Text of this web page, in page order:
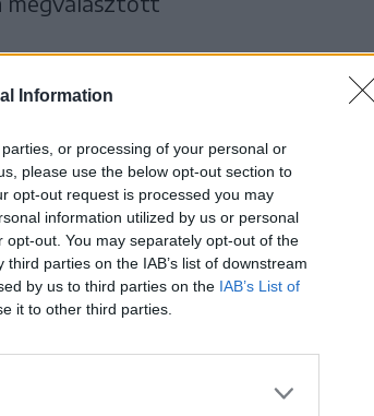
Information
or processing of your personal or
please use the below opt-out section to
opt-out request is processed you may
information utilized by us or personal
out. You may separately opt-out of the
parties on the IAB’s list of downstream
by us to third parties on the IAB’s List of
it to other third parties.
George Simion
második
George